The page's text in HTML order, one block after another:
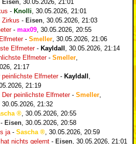
Eisen 30.05.2026, 21:01
- Knolli 30.05.2026, 21:01
Zirkus - Eisen 30.05.2026, 21:03
- max09 30.05.2026, 20:55
- Smeller 30.05.2026, 21:06
Elfmeter- Kayldall
30.05.2026, 21:14
Elfmeter- Smeller
21:17
peinlichste Elfmeter- Kayldall
21:19
Der peinlichste Elfmeter- Smeller
30.05.2026, 21:32
30.05.2026, 20:55
- Eisen 30.05.2026, 20:58
ja - Sascha
30.05.2026, 20:59
nichts gelernt - Eisen 30.05.2026, 21:01